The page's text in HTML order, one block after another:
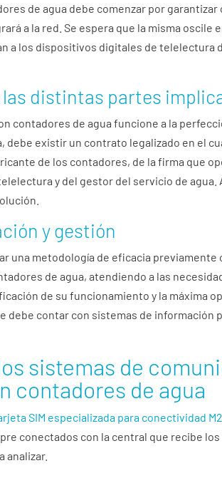
de agua debe comenzar por
a la red. Se espera que la misma oscile
a los dispositivos digitales de telelectura
distintas partes
contadores de agua funcione a la
debe existir un contrato legalizado en el
de los contadores, de la firma que
y del gestor del servicio de
y gestión
una metodología de eficacia previamente
de agua, atendiendo a las
de su funcionamiento y la máxima
debe contar con sistemas de información
sistemas de
contadores de agua
SIM especializada para conectividad
conectados con la central que recibe
analizar.